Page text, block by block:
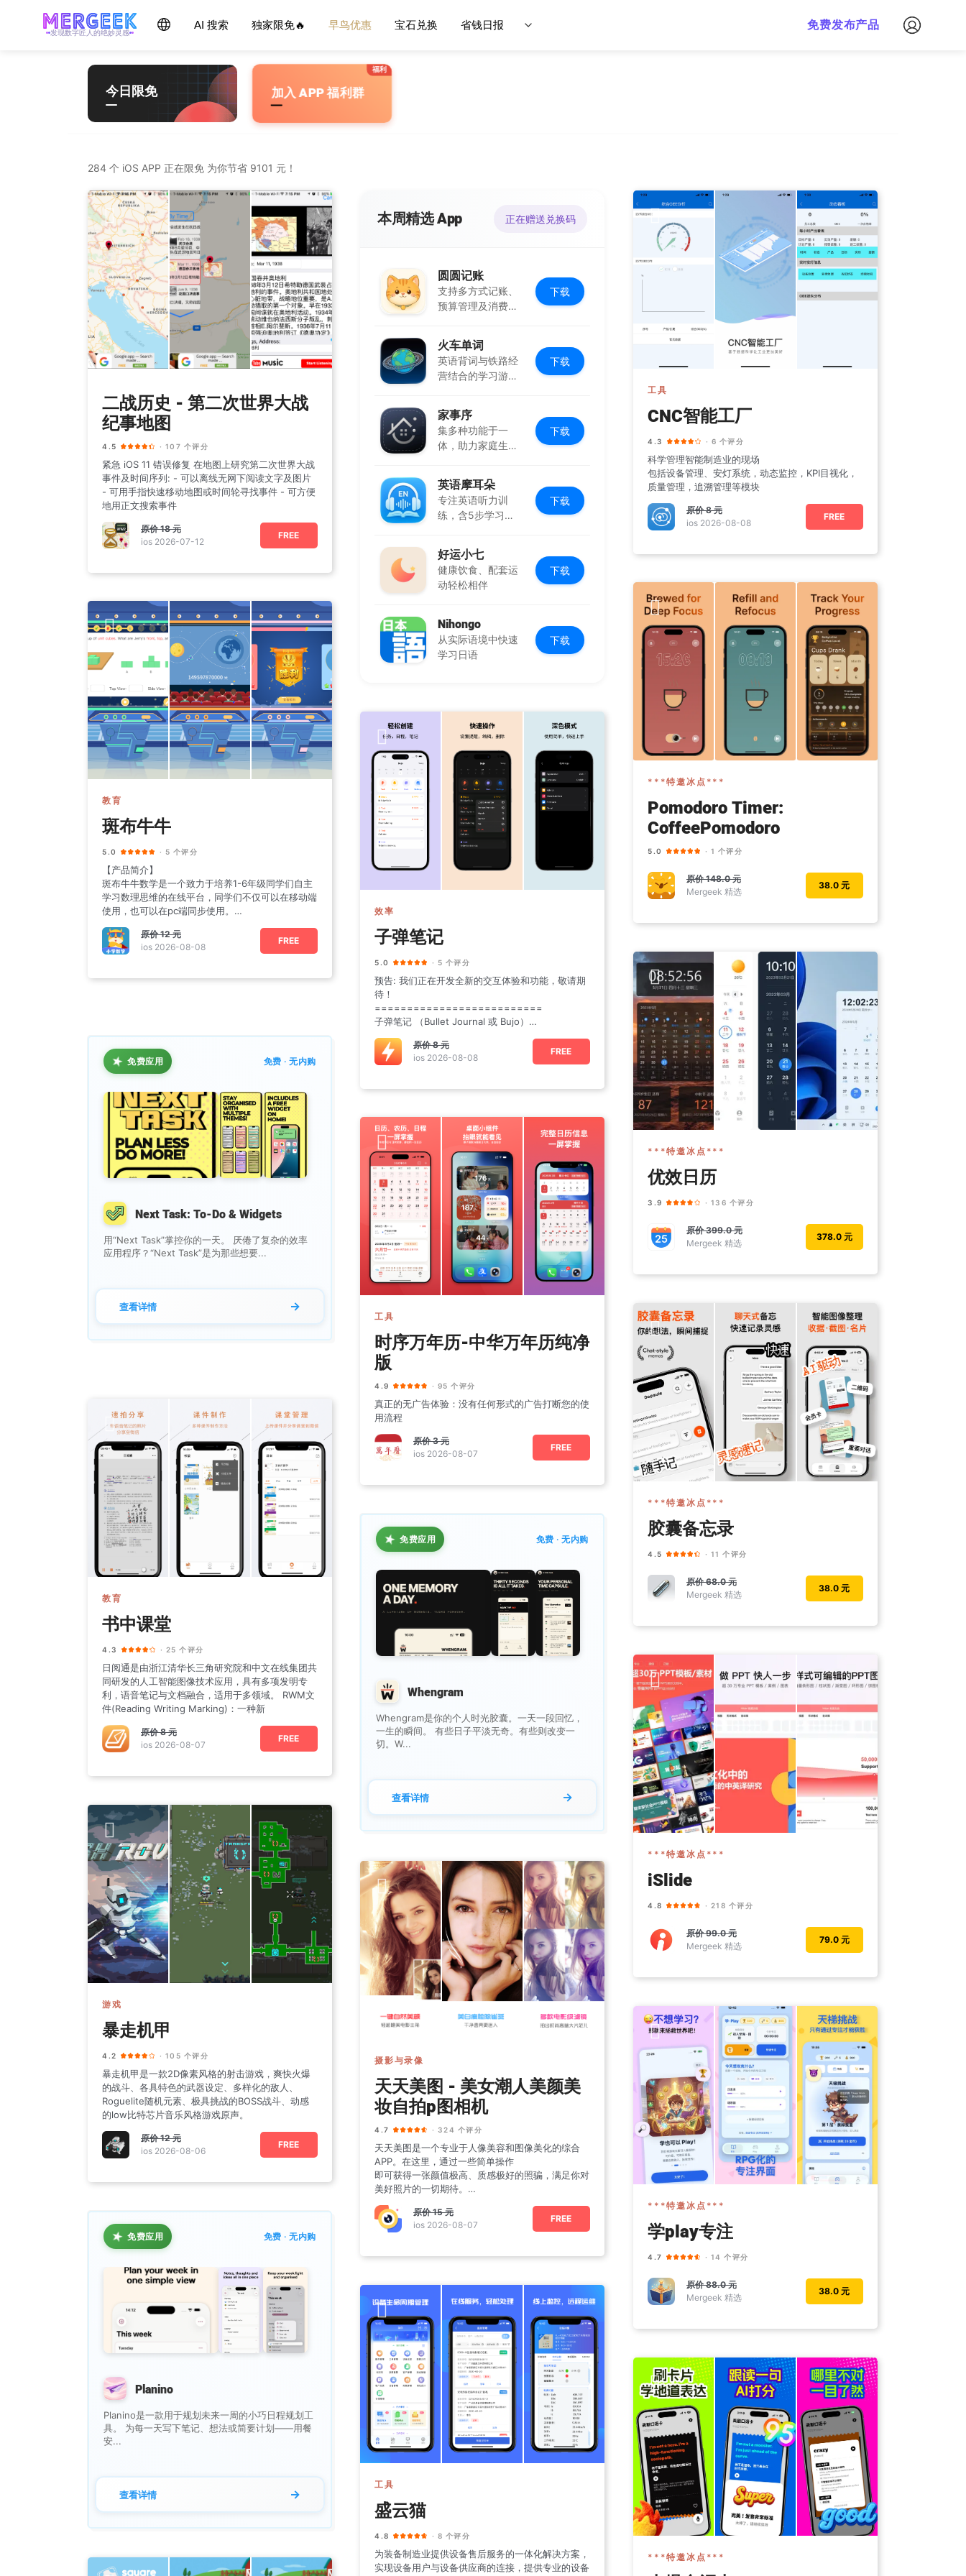
产品玩家 - mergeek.com
每天获取最新产品，优质应用信息
Follow - 产品限免情报
追踪应用游戏价格波动并提醒
免费下载
发现数字匠人的绝妙灵感
AI 搜索 独家限免🔥 早鸟优惠 宝石兑换 省钱日报 免费发布产品
今日限免 加入 APP 福利群
284 个 iOS APP 正在限免 为你节省 9101 元！
二战历史 - 第二次世界大战
纪事地图
4.5 · 107 个评分
紧急 iOS 11 错误修复 在地图上研究第二次世界大战
事件及时间序列: - 可以离线无网下阅读文字及图片
- 可用手指快速移动地图或时间轮寻找事件 - 可方便
地用正文搜索事件
原价18 元
ios 2026-07-12
FREE
本周精选 App 正在赠送兑换码
圆圆记账
支持多方式记账、
预算管理及消费复
下载
火车单词
英语背词与铁路经
营结合的学习游
下载
家事序
集多种功能于一
体，助力家庭生活
下载
英语摩耳朵
专注英语听力训
练，含5步学习法
下载
好运小七
健康饮食、配套运
动轻松相伴
下载
Nihongo
从实际语境中快速
学习日语
下载
工具
CNC智能工厂
4.3 · 6 个评分
科学管理智能制造业的现场
包括设备管理、安灯系统，动态监控，KPI目视化，
质量管理，追溯管理等模块
原价8 元
ios 2026-08-08
FREE
***特邀冰点***
Pomodoro Timer:
CoffeePomodoro
5.0 · 1 个评分
原价148.0 元
Mergeek 精选
38.0 元
教育
斑布牛牛
5.0 · 5 个评分
【产品简介】
斑布牛牛数学是一个致力于培养1-6年级同学们自主
学习数理思维的在线平台，同学们不仅可以在移动端
使用，也可以在pc端同步使用。
【功能特色】
1. CPA模型原价12 元
ios 2026-08-08
FREE
效率
子弹笔记
5.0 · 5 个评分
预告: 我们正在开发全新的交互体验和功能，敬请期
待！
==========================
子弹笔记 （Bullet Journal 或 Bujo ）
是
原价8 元
ios 2026-08-08
FREE
***特邀冰点***
优效日历
3.9 · 136 个评分
原价399.0 元
Mergeek 精选
378.0 元
★ 免费应用 免费 · 无内购
Next Task: To-Do & Widgets
用“Next Task”掌控你的一天。 厌倦了复杂的效率
应用程序？“Next Task”是为那些想要...
查看详情 →
工具
时序万年历-中华万年历纯净
版
4.9 · 95 个评分
真正的无广告体验：没有任何形式的广告打断您的使
用流程
原价3 元
ios 2026-08-07
FREE
***特邀冰点***
胶囊备忘录
4.5 · 11 个评分
原价68.0 元
Mergeek 精选
38.0 元
教育
书中课堂
4.3 · 25 个评分
日阅通是由浙江清华长三角研究院和中文在线集团共
同研发的人工智能图像技术应用，具有多项发明专
利，语音笔记与文档融合，适用于多领域。 RWM文
件(Reading Writing Marking)：一种新
原价8 元
ios 2026-08-07
FREE
★ 免费应用 免费 · 无内购
Whengram
Whengram是你的个人时光胶囊。一天一段回忆，
一生的瞬间。 有些日子平淡无奇。有些则改变一
切。W...
查看详情 →
***特邀冰点***
iSlide
4.8 · 218 个评分
原价99.0 元
Mergeek 精选
79.0 元
游戏
暴走机甲
4.2 · 105 个评分
暴走机甲是一款2D像素风格的射击游戏，爽快火爆
的战斗、各具特色的武器设定、多样化的敌人、
Roguelite随机元素、极具挑战的BOSS战斗、动感
的low比特芯片音乐风格游戏原声。
原价12 元
ios 2026-08-06
FREE
摄影与录像
天天美图 - 美女潮人美颜美
妆自拍p图相机
4.7 · 324 个评分
天天美图是一个专业于人像美容和图像美化的综合
APP。在这里，通过一些简单操作
即可获得一张颜值极高、质感极好的照骗，满足你对
美好照片的一切期待。
【美颜】
•一键美颜：智
原价15 元
ios 2026-08-07
FREE
***特邀冰点***
学play专注
4.7 · 14 个评分
原价88.0 元
Mergeek 精选
38.0 元
★ 免费应用 免费 · 无内购
Planino
Planino是一款用于规划未来一周的小巧日程规划工
具。 为每一天写下笔记、想法或简要计划——用餐
安...
查看详情 →
工具
盛云猫
4.8 · 8 个评分
为装备制造业提供设备售后服务的一体化解决方案，
实现设备用户与设备供应商的连接，提供专业的设备
***特邀冰点***